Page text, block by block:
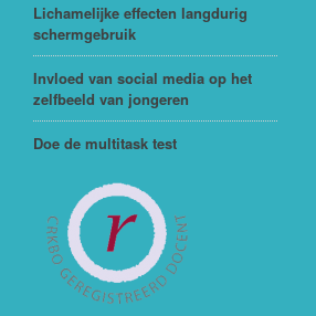
Lichamelijke effecten langdurig
schermgebruik
Invloed van social media op het
zelfbeeld van jongeren
Doe de multitask test